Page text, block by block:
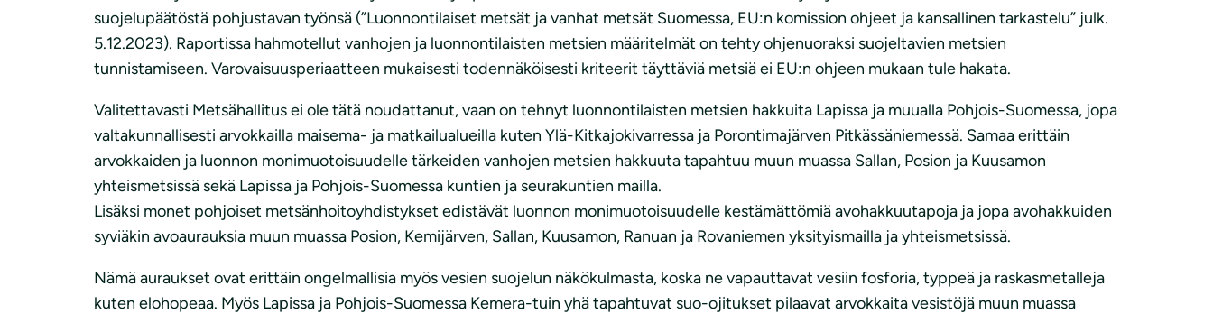
suojelupäätöstä pohjustavan työnsä (”Luonnontilaiset metsät ja vanhat metsät Suomessa, EU:n komission ohjeet ja kansallinen tarkastelu” julk.
5.12.2023). Raportissa hahmotellut vanhojen ja luonnontilaisten metsien määritelmät on tehty ohjenuoraksi suojeltavien metsien
tunnistamiseen. Varovaisuusperiaatteen mukaisesti todennäköisesti kriteerit täyttäviä metsiä ei EU:n ohjeen mukaan tule hakata.
Valitettavasti Metsähallitus ei ole tätä noudattanut, vaan on tehnyt luonnontilaisten metsien hakkuita Lapissa ja muualla Pohjois-Suomessa, jopa
valtakunnallisesti arvokkailla maisema- ja matkailualueilla kuten Ylä-Kitkajokivarressa ja Porontimajärven Pitkässäniemessä. Samaa erittäin
arvokkaiden ja luonnon monimuotoisuudelle tärkeiden vanhojen metsien hakkuuta tapahtuu muun muassa Sallan, Posion ja Kuusamon
yhteismetsissä sekä Lapissa ja Pohjois-Suomessa kuntien ja seurakuntien mailla.
Lisäksi monet pohjoiset metsänhoitoyhdistykset edistävät luonnon monimuotoisuudelle kestämättömiä avohakkuutapoja ja jopa avohakkuiden
syviäkin avoaurauksia muun muassa Posion, Kemijärven, Sallan, Kuusamon, Ranuan ja Rovaniemen yksityismailla ja yhteismetsissä.
Nämä auraukset ovat erittäin ongelmallisia myös vesien suojelun näkökulmasta, koska ne vapauttavat vesiin fosforia, typpeä ja raskasmetalleja
kuten elohopeaa. Myös Lapissa ja Pohjois-Suomessa Kemera-tuin yhä tapahtuvat suo-ojitukset pilaavat arvokkaita vesistöjä muun muassa